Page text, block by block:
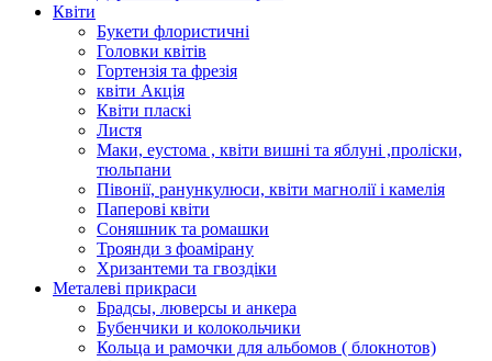
Квіти
Букети флористичні
Головки квітів
Гортензія та фрезія
квіти Акція
Квіти пласкі
Листя
Маки, еустома , квіти вишні та яблуні ,проліски,
тюльпани
Півонії, ранункулюси, квіти магнолії і камелія
Паперові квіти
Соняшник та ромашки
Троянди з фоамірану
Хризантеми та гвоздіки
Металеві прикраси
Брадсы, люверсы и анкера
Бубенчики и колокольчики
Кольца и рамочки для альбомов ( блокнотов)